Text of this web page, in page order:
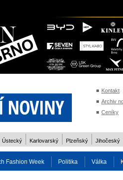
Kontakt
Archiv
Ceníky
Ústecký Karlovarský Plzeňský Jihočeský
Fashion Week Politika Válka